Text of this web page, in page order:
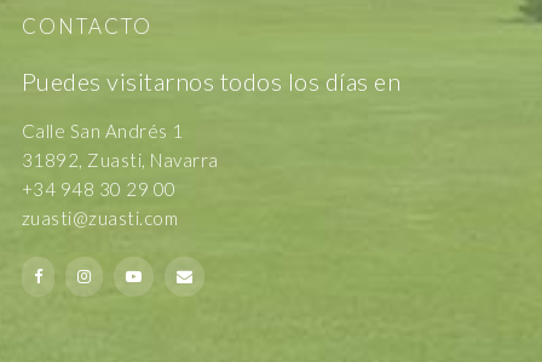
CONTACTO
Puedes visitarnos todos los días en
Calle San Andrés 1
31892, Zuasti, Navarra
+34 948 30 29 00
zuasti@zuasti.com